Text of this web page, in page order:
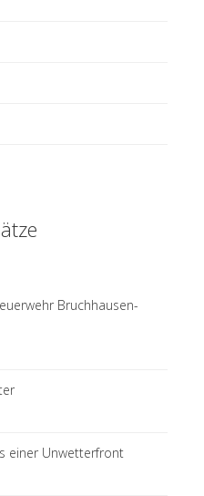
Bruchhausen-
einer Unwetterfront